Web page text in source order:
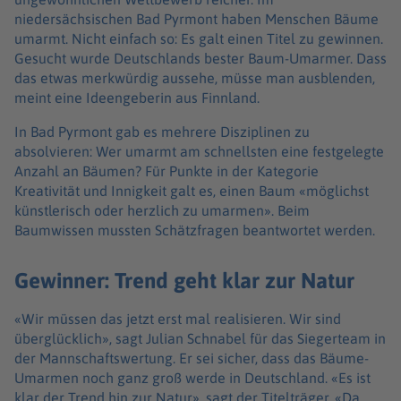
niedersächsischen Bad Pyrmont haben Menschen Bäume
umarmt. Nicht einfach so: Es galt einen Titel zu gewinnen.
Gesucht wurde Deutschlands bester Baum-Umarmer. Dass
das etwas merkwürdig aussehe, müsse man ausblenden,
meint eine Ideengeberin aus Finnland.
In Bad Pyrmont gab es mehrere Disziplinen zu
absolvieren: Wer umarmt am schnellsten eine festgelegte
Anzahl an Bäumen? Für Punkte in der Kategorie
Kreativität und Innigkeit galt es, einen Baum «möglichst
künstlerisch oder herzlich zu umarmen». Beim
Baumwissen mussten Schätzfragen beantwortet werden.
Gewinner: Trend geht klar zur Natur
«Wir müssen das jetzt erst mal realisieren. Wir sind
überglücklich», sagt Julian Schnabel für das Siegerteam in
der Mannschaftswertung. Er sei sicher, dass das Bäume-
Umarmen noch ganz groß werde in Deutschland. «Es ist
klar der Trend hin zur Natur», sagt der Titelträger. «Da